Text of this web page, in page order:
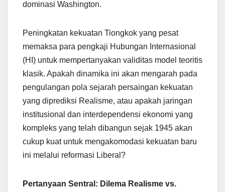
dominasi Washington.
Peningkatan kekuatan Tiongkok yang pesat
memaksa para pengkaji Hubungan Internasional
(HI) untuk mempertanyakan validitas model teoritis
klasik. Apakah dinamika ini akan mengarah pada
pengulangan pola sejarah persaingan kekuatan
yang diprediksi Realisme, atau apakah jaringan
institusional dan interdependensi ekonomi yang
kompleks yang telah dibangun sejak 1945 akan
cukup kuat untuk mengakomodasi kekuatan baru
ini melalui reformasi Liberal?
Pertanyaan Sentral: Dilema Realisme vs.